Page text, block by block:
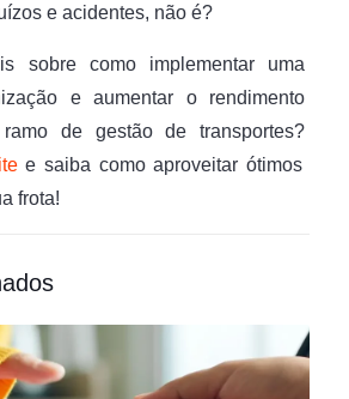
e acidentes, não é?
sobre como implementar uma
e aumentar o rendimento
de gestão de transportes?
e saiba como aproveitar ótimos
frota!